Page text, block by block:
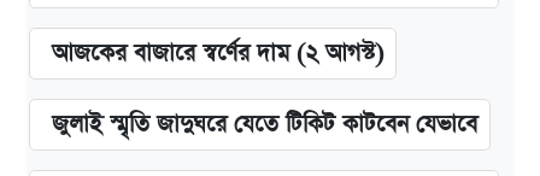
আজকের বাজারে স্বর্ণের দাম (২ আগস্ট)
জুলাই স্মৃতি জাদুঘরে যেতে টিকিট কাটবেন যেভাবে